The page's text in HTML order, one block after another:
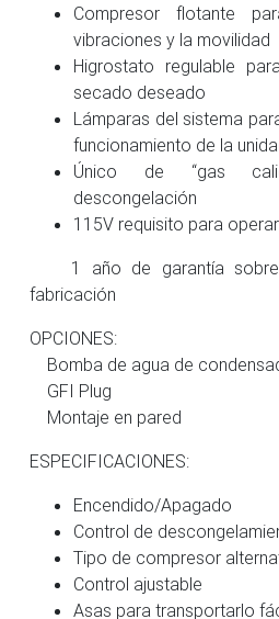
Compresor flotante
vibraciones y la movilidad
Higrostato regulable
secado deseado
Lámparas del sistema
funcionamiento de la
Único de “gas
descongelación
115V requisito para
1 año de garantía sobre
fabricación
OPCIONES:
Bomba de agua de
GFI Plug
Montaje en pared
ESPECIFICACIONES:
Encendido/Apagado
Control de
Tipo de compresor
Control ajustable
Asas para transportarlo